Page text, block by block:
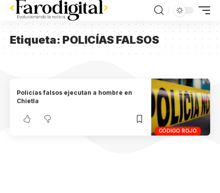
Etiqueta:POLICÍAS FALSOS
CÓDIGO ROJO
Policías falsos ejecutan a hombre en
Chietla